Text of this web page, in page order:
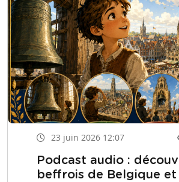
23 juin 2026 12:07
Podcast audio :
beffrois de Belgique et